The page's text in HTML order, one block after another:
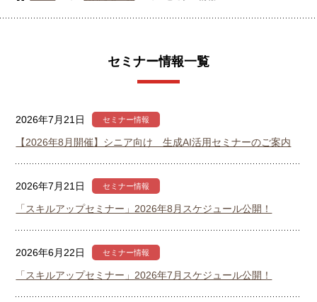
セミナー情報一覧
2026年7月21日 セミナー情報
【2026年8月開催】シニア向け 生成AI活用セミナーのご案内
2026年7月21日 セミナー情報
「スキルアップセミナー」2026年8月スケジュール公開！
2026年6月22日 セミナー情報
「スキルアップセミナー」2026年7月スケジュール公開！